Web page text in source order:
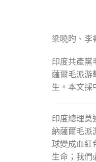
梁曉昀、李
印度共產黨
薩爾毛派游
生。本文採
印度總理莫
納薩爾毛派
球變成血紅
生命；我們